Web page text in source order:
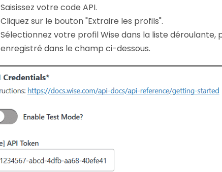
Saisissez votre code API.
Cliquez sur le bouton "Extraire les profils".
Sélectionnez votre profil Wise dans la liste déroulante,
enregistré dans le champ ci-dessous.